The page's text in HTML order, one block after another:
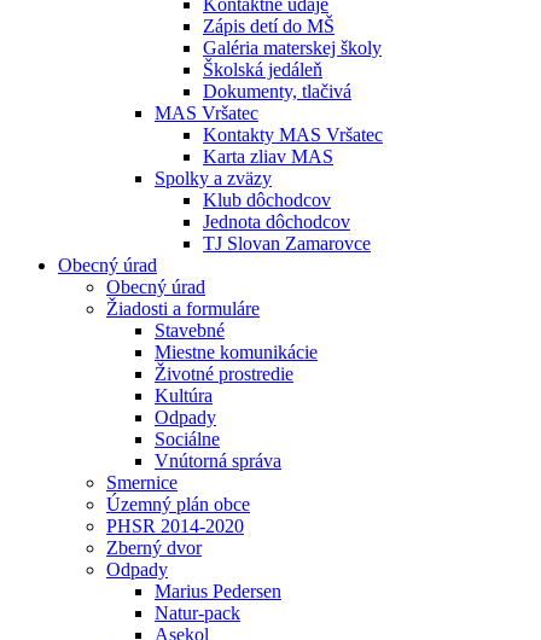
Kontaktné údaje
Zápis detí do MŠ
Galéria materskej školy
Školská jedáleň
Dokumenty, tlačivá
MAS Vršatec
Kontakty MAS Vršatec
Karta zliav MAS
Spolky a zväzy
Klub dôchodcov
Jednota dôchodcov
TJ Slovan Zamarovce
Obecný úrad
Obecný úrad
Žiadosti a formuláre
Stavebné
Miestne komunikácie
Životné prostredie
Kultúra
Odpady
Sociálne
Vnútorná správa
Smernice
Územný plán obce
PHSR 2014-2020
Zberný dvor
Odpady
Marius Pedersen
Natur-pack
Asekol